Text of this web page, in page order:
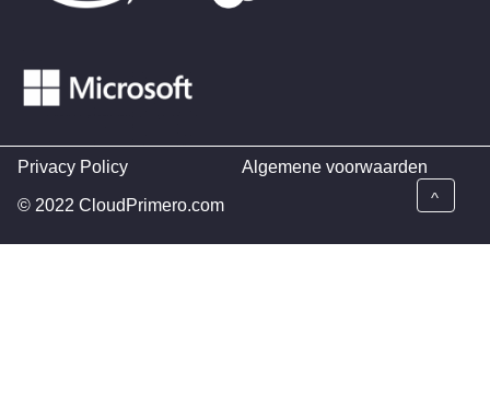
Privacy Policy Algemene voorwaarden
© 2022 CloudPrimero.com ^